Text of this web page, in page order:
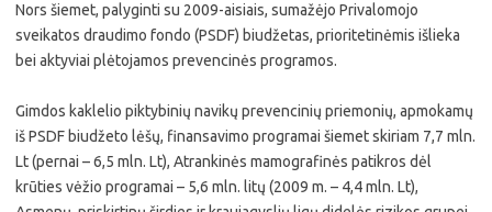
Nors šiemet, palyginti su 2009-aisiais, sumažėjo Privalomojo
sveikatos draudimo fondo (PSDF) biudžetas, prioritetinėmis išlieka
bei aktyviai plėtojamos prevencinės programos.
Gimdos kaklelio piktybinių navikų prevencinių priemonių, apmokamų
iš PSDF biudžeto lėšų, finansavimo programai šiemet skiriam 7,7 mln.
Lt (pernai – 6,5 mln. Lt), Atrankinės mamografinės patikros dėl
krūties vėžio programai – 5,6 mln. litų (2009 m. – 4,4 mln. Lt),